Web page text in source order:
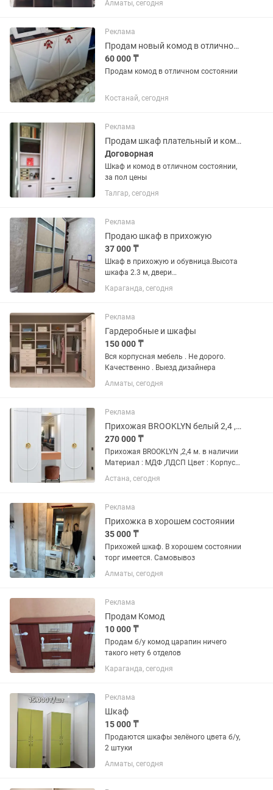
Алматы, сегодня
Реклама
Продам новый комод в отличном состоянии
60 000 ₸
Продам комод в отличном состоянии
Костанай, сегодня
Реклама
Продам шкаф плательный и комод
Договорная
Шкаф и комод в отличном состоянии,
за пол цены
Талгар, сегодня
Реклама
Продаю шкаф в прихожую
37 000 ₸
Шкаф в прихожую и обувница.Высота
шкафа 2.3 м, двери
раздвижные.Состояние хорошее Цена
за все вместе
Караганда, сегодня
Реклама
Гардеробные и шкафы
150 000 ₸
Вся корпусная мебель . Не дорого.
Качественно . Выезд дизайнера
Алматы, сегодня
Реклама
Прихожая BROOKLYN белый 2,4 ,новый, в наличии
270 000 ₸
Прихожая BROOKLYN ,2,4 м. в наличии
Материал : МДФ ,ЛДСП Цвет : Корпус
-белый ,фасад - белый Размеры -высота
2500 мм ширина 2400 мм, глубина 470
УСТАНОВКА...
Астана, сегодня
Реклама
Прихожка в хорошем состоянии
35 000 ₸
Прихожей шкаф. В хорошем состоянии
торг имеется. Самовывоз
Алматы, сегодня
Реклама
Продам Комод
10 000 ₸
Продам б/у комод царапин ничего
такого нету 6 отделов
Караганда, сегодня
Реклама
Шкаф
15 000 ₸
Продаются шкафы зелёного цвета б/у,
2 штуки
Алматы, сегодня